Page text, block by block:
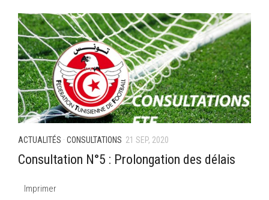
ACTUALITÉS · CONSULTATIONS 21 SEP, 2020
Consultation N°5 : Prolongation des délais
Imprimer